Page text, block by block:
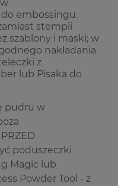
embossingu.
stempli
szablony i maski; w
nakładania
z
lub Pisaka do
pudru w
poduszeczki
Magic lub
Powder Tool - z